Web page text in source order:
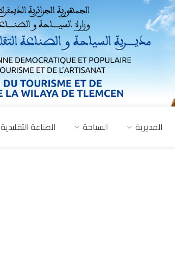
المديرية السياحة الصناعة التقليدية